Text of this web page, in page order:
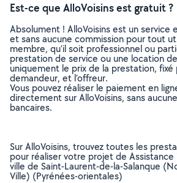
Est-ce que AlloVoisins est gratuit ?
Absolument ! AlloVoisins est un
et sans aucune commission pour tout
membre, qu’il soit professionnel ou
prestation de service ou une location
uniquement le prix de la prestation, fixé
demandeur, et l’offreur.
Vous pouvez réaliser le paiement en
directement sur AlloVoisins, sans
bancaires.
Sur AlloVoisins, trouvez toutes les
pour réaliser votre projet de Assistance
ville de Saint-Laurent-de-la-Salanque
Ville) (Pyrénées-orientales)